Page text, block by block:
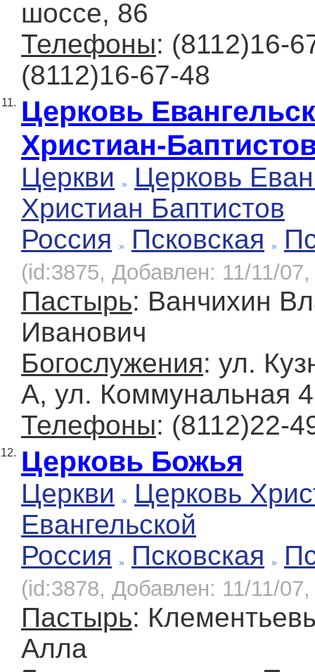
шоссе, 86
Телефоны: (8112)16-
(8112)16-67-48
11. Церковь
Христиан-
Церкви
Церковь
Христиан Баптистов
Россия
Псковская
(id:3875, Добавлен: 11/11/
Пастырь: Ванчихин
Иванович
Богослужения: ул.
А, ул. Коммунальная
Телефоны: (8112)22-
12. Церковь Божья
Церкви
Церковь
Евангельской
Россия
Псковская
(id:3878, Добавлен: 11/11/
Пастырь:
Алла